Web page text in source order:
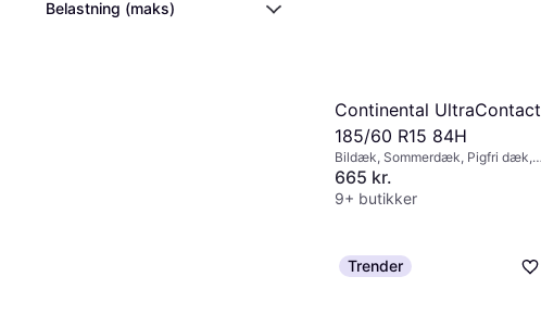
Belastning (maks)
Continental UltraContact
185/60 R15 84H
Bildæk, Sommerdæk, Pigfri dæk,
Personbil, Størrelsesforhold 60 %,
Hastighedsindeks H (210 km/t)
665 kr.
9+ butikker
Trender